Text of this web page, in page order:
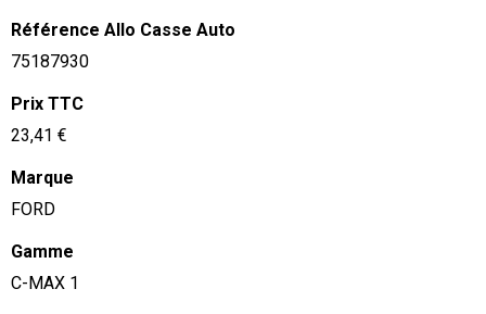
Référence Allo Casse Auto
75187930
Prix TTC
23,41 €
Marque
FORD
Gamme
C-MAX 1